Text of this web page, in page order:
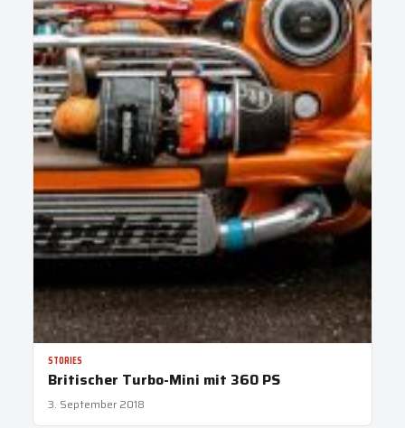
STORIES
Britischer Turbo-Mini mit 360 PS
3. September 2018